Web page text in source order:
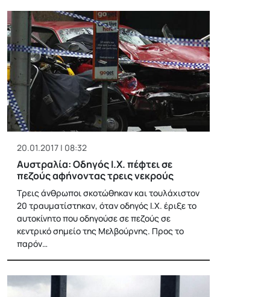
20.01.2017 | 08:32
Αυστραλία: Οδηγός Ι.Χ. πέφτει σε
πεζούς αφήνοντας τρεις νεκρούς
Τρεις άνθρωποι σκοτώθηκαν και τουλάχιστον
20 τραυματίστηκαν, όταν οδηγός Ι.Χ. έριξε το
αυτοκίνητο που οδηγούσε σε πεζούς σε
κεντρικό σημείο της Μελβούρνης. Προς το
παρόν…